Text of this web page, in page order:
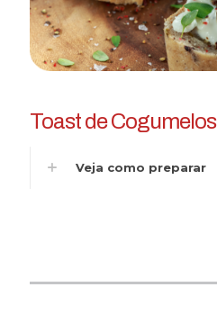
Toast de Cogumelos
Veja como preparar